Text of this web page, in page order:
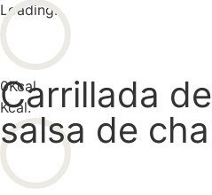
Loading...
0Kcal
Kcal.
Carrillada
salsa de